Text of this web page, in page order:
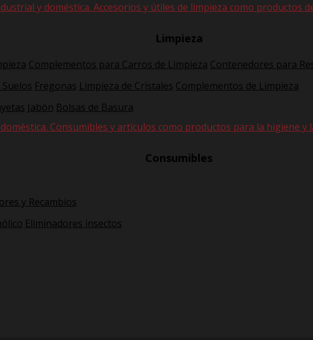
y doméstica. Accesorios y útiles de limpieza como productos
Limpieza
Complementos para Carros de Limpieza Contenedores para
Fregonas Limpieza de Cristales Complementos de Limpieza
Jabón Bolsas de Basura
Consumibles y artículos como productos para la higiene y
Consumibles
y Recambios
Eliminadores insectos